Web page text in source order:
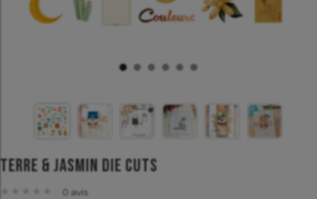
Terre & Jasmin Die cuts
★ ★ ★ ★ ★
★ ★ ★ ★ ★ 0 avis